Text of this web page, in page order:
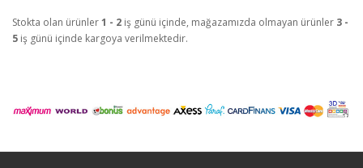
Stokta olan ürünler1 - 2 iş günü içinde, mağazamızda olmayan ürünler 3 -
5 iş günü içinde kargoya verilmektedir.